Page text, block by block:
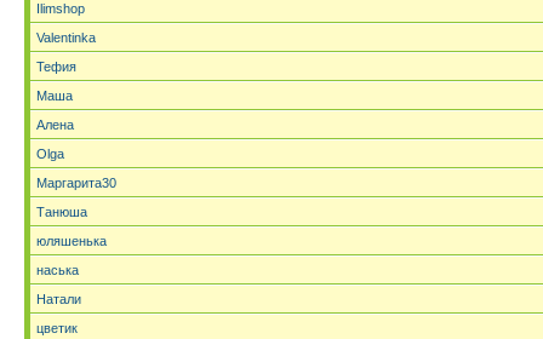
Ilimshop
Valentinka
Тефия
Маша
Алена
Olga
Маргарита30
Танюша
юляшенька
наська
Натали
цветик